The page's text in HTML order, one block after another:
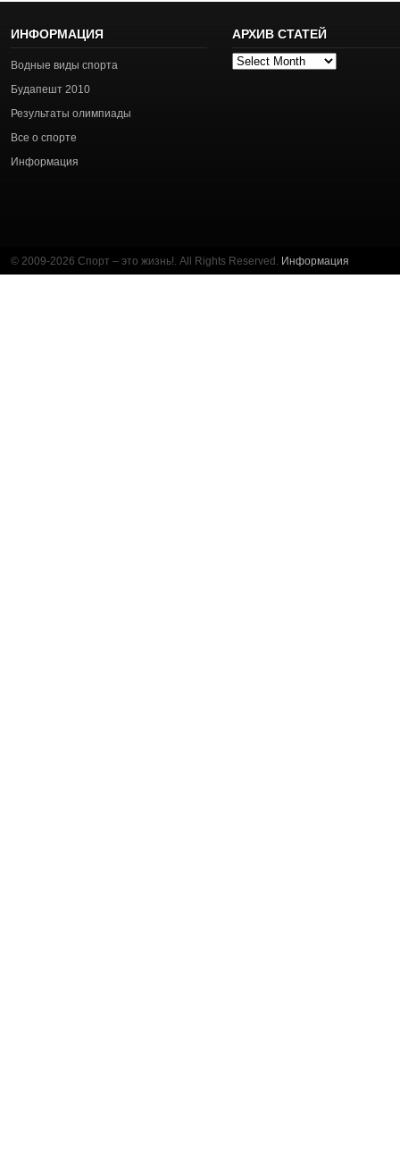
ИНФОРМАЦИЯ
Водные виды спорта
Будапешт 2010
Результаты олимпиады
Все о спорте
Информация
АРХИВ СТАТЕЙ
Архив
© 2009-2026 Спорт – это жизнь!. All Rights Reserved. Информация